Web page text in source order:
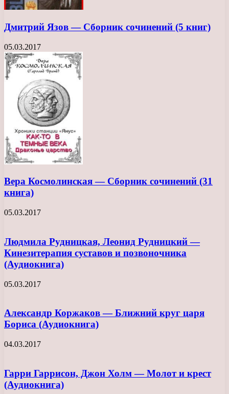
Дмитрий Язов — Сборник сочинений (5 книг)
05.03.2017
Вера Космолинская — Сборник сочинений (31
книга)
05.03.2017
Людмила Рудницкая, Леонид Рудницкий —
Кинезитерапия суставов и позвоночника
(Аудиокнига)
05.03.2017
Александр Коржаков — Ближний круг царя
Бориса (Аудиокнига)
04.03.2017
Гарри Гаррисон, Джон Холм — Молот и крест
(Аудиокнига)